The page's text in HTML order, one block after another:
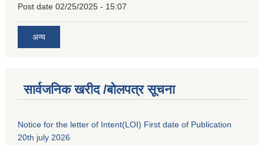
Post date 02/25/2025 - 15:07
अन्य
सार्वजनिक खरीद /बोलपत्र सूचना
Notice for the letter of Intent(LOI) First date of Publication
20th july 2026